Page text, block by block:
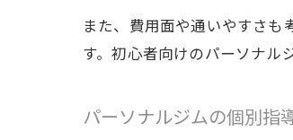
また、費用面や通いやすさ
す。初心者向けのパーソナル
パーソナルジムの個別指